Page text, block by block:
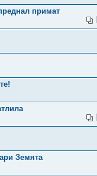
примат
Земята